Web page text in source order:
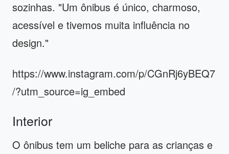
sozinhas. "Um ônibus é único, charmoso,
acessível e tivemos muita influência no
design."
https://www.instagram.com/p/CGnRj6yBEQ7
/?utm_source=ig_embed
Interior
O ônibus tem um beliche para as crianças e